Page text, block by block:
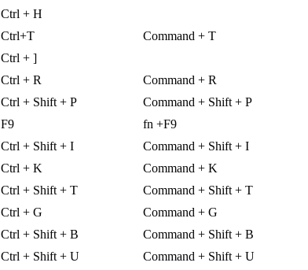
Ctrl + H
Ctrl+T
Command + T
Ctrl + ]
Ctrl + R
Command + R
Ctrl + Shift + P
Command + Shift + P
F9
fn +F9
Ctrl + Shift + I
Command + Shift + I
Ctrl + K
Command + K
Ctrl + Shift + T
Command + Shift + T
Ctrl + G
Command + G
Ctrl + Shift + B
Command + Shift + B
Ctrl + Shift + U
Command + Shift + U